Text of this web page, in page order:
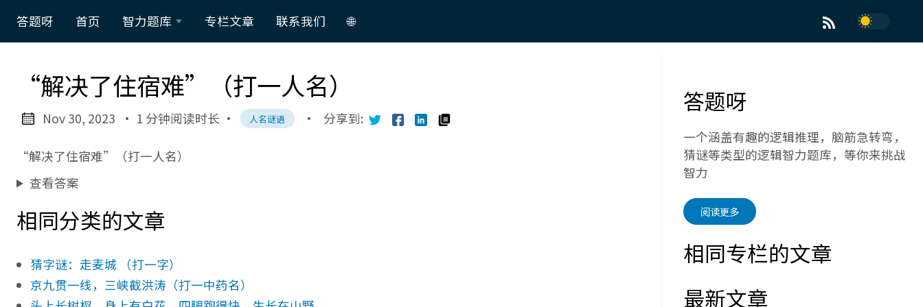
答题呀 首页 智力题库
题
脑筋急转
谜语大全
题
专栏文章 联系我们 🌐
English
“解决了住宿难”（打一人名）
Nov 30, 2023 · 1 分钟阅读时长 · 人名谜语 · 分享到:
“解决了住宿难”（打一人名）
查看答案
相同分类的文章
猜字谜：走麦城 （打一字）
京九贯一线，三峡截洪涛（打一中药名）
答题呀
一个涵盖有趣的逻辑推理，脑筋急转弯，
猜谜等类型的逻辑智力题库，等你来挑战
智力
阅读更多
相同专栏的文章
最新文章